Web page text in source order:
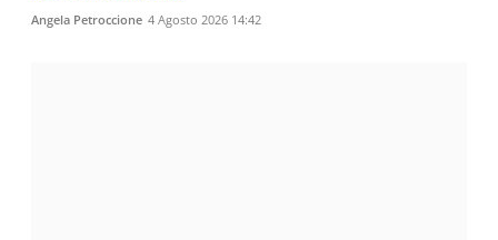
Angela Petroccione 4 Agosto 2026 14:42